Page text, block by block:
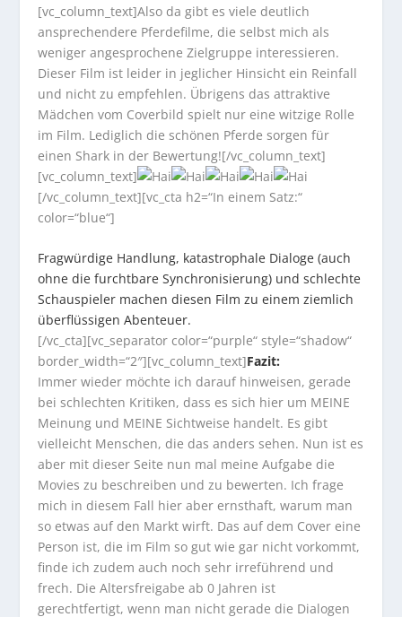
[vc_column_text]Also da gibt es viele deutlich
ansprechendere Pferdefilme, die selbst mich als
weniger angesprochene Zielgruppe interessieren.
Dieser Film ist leider in jeglicher Hinsicht ein Reinfall
und nicht zu empfehlen. Übrigens das attraktive
Mädchen vom Coverbild spielt nur eine witzige Rolle
im Film. Lediglich die schönen Pferde sorgen für
einen Shark in der Bewertung![/vc_column_text]
[vc_column_text]
[/vc_column_text][vc_cta h2=“In einem Satz:“
color=“blue“]
Fragwürdige Handlung, katastrophale Dialoge (auch
ohne die furchtbare Synchronisierung) und schlechte
Schauspieler machen diesen Film zu einem ziemlich
überflüssigen Abenteuer.
[/vc_cta][vc_separator color=“purple“ style=“shadow“
border_width=“2″][vc_column_text]Fazit:
Immer wieder möchte ich darauf hinweisen, gerade
bei schlechten Kritiken, dass es sich hier um MEINE
Meinung und MEINE Sichtweise handelt. Es gibt
vielleicht Menschen, die das anders sehen. Nun ist es
aber mit dieser Seite nun mal meine Aufgabe die
Movies zu beschreiben und zu bewerten. Ich frage
mich in diesem Fall hier aber ernsthaft, warum man
so etwas auf den Markt wirft. Das auf dem Cover eine
Person ist, die im Film so gut wie gar nicht vorkommt,
finde ich zudem auch noch sehr irreführend und
frech. Die Altersfreigabe ab 0 Jahren ist
gerechtfertigt, wenn man nicht gerade die Dialogen